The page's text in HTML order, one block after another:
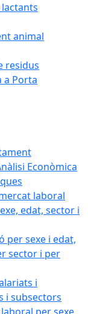
animal
residus
a Porta
Econòmica
laboral
edat, sector i
per sexe i edat,
sector i per
i
i subsectors